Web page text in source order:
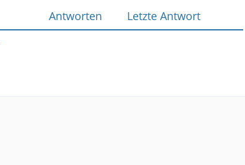
Antworten
Letzte Antwort